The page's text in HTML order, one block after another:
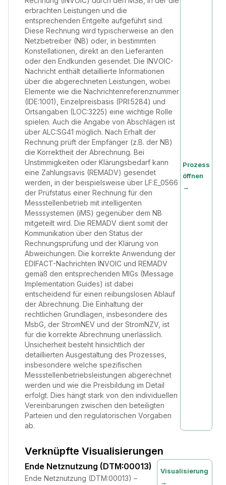
erbrachten Leistungen und die
entsprechenden Entgelte aufgeführt sind.
Diese Rechnung wird typischerweise an den
Netzbetreiber (NB) oder, in bestimmten
Konstellationen, direkt an den Lieferanten
oder den Endkunden gesendet. Die INVOIC-
Nachricht enthält detaillierte Informationen
über die abgerechneten Leistungen, wobei
Elemente wie die Nachrichtenreferenznummer
(IDE:1001), Einzelpreisbasis (PRI:5284) und
Ortsangaben (LOC:3225) eine wichtige Rolle
spielen. Auch die Angabe von Abschlägen ist
über ALC:SG41 möglich. Nach Erhalt der
Rechnung prüft der Empfänger (z.B. der NB)
die Korrektheit der Abrechnung. Bei
Unstimmigkeiten oder Klärungsbedarf kann
eine Zahlungsavis (REMADV) gesendet
werden, in der beispielsweise über LF:E_0566
der Prüfstatus einer Rechnung für den
Messstellenbetrieb mit intelligenten
Messsystemen (iMS) gegenüber dem NB
mitgeteilt wird. Die REMADV dient somit der
Kommunikation über den Status der
Rechnungsprüfung und der Klärung von
Abweichungen. Die korrekte Anwendung der
EDIFACT-Nachrichten INVOIC und REMADV
gemäß den entsprechenden MIGs (Message
Implementation Guides) ist dabei
entscheidend für einen reibungslosen Ablauf
der Abrechnung. Die Einhaltung der
rechtlichen Grundlagen, insbesondere des
MsbG, der StromNEV und der StromNZV, ist
für die korrekte Abrechnung unerlässlich.
Unsicherheit besteht hinsichtlich der
detaillierten Ausgestaltung des Prozesses,
insbesondere welche spezifischen
Messstellenbetriebsleistungen abgerechnet
werden und wie die Preisbildung im Detail
erfolgt. Dies hängt stark von den individuellen
Vereinbarungen zwischen den beteiligten
Parteien und den regulatorischen Vorgaben
ab.
Prozess
öffnen
→
Verknüpfte Visualisierungen
Ende Netznutzung (DTM:00013)
Ende Netznutzung (DTM:00013) –
Visualisierung
→